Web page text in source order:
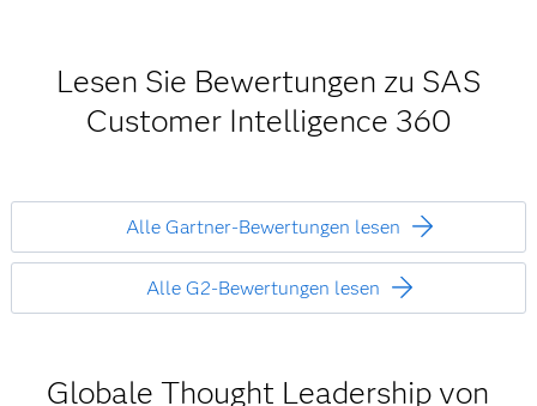
Lesen Sie Bewertungen zu SAS
Customer Intelligence 360
Alle Gartner-Bewertungen lesen
Alle G2-Bewertungen lesen
Globale Thought Leadership von